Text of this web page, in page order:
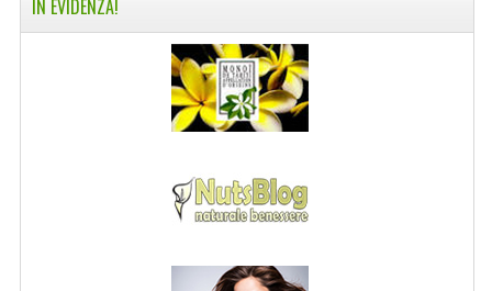
NORMATIVA PRIVACY
CONDIZIONI DI VENDITA
MAPPA DEL SITO
BUONO REGALO F.A.Q.
BUONI SCONTO
CANCELLA NEWSLETTER
IN EVIDENZA!